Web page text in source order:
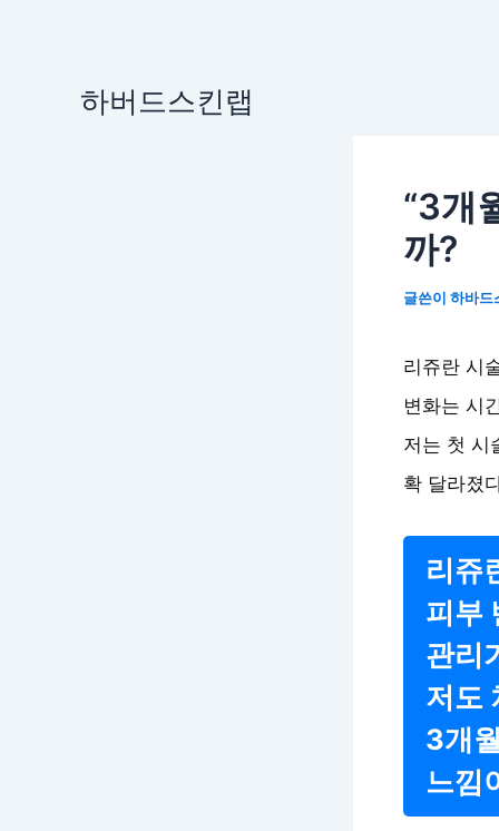
하버드스킨랩
“3개
까?
글쓴이 하바드
리쥬란 시
변화는 시
저는 첫 시
확 달라졌
리쥬
피부
관리
저도
3개
느낌